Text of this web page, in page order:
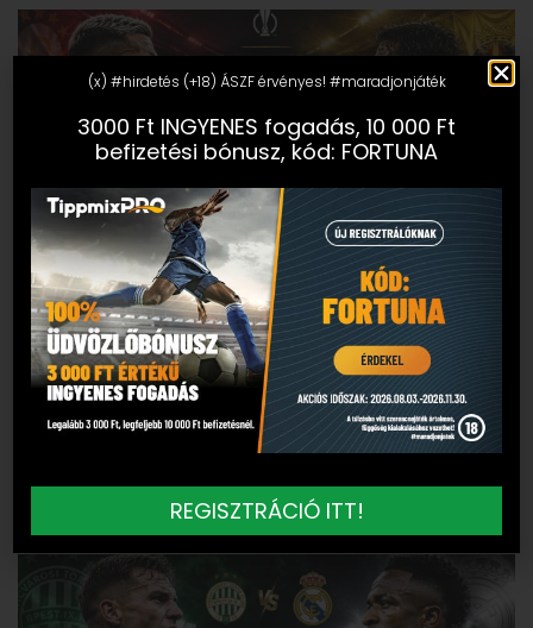
(x) #hirdetés (+18) ÁSZF érvényes! #maradjonjáték
3000 Ft INGYENES fogadás, 10 000 Ft
befizetési bónusz, kód: FORTUNA
REGISZTRÁCIÓ ITT!